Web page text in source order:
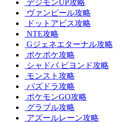
デジモンUP攻略
ヴァンピール攻略
ドットアビス攻略
NTE攻略
Gジェネエターナル攻略
ポケポケ攻略
シャドバ ビヨンド攻略
モンスト攻略
パズドラ攻略
ポケモンGO攻略
グラブル攻略
アズールレーン攻略